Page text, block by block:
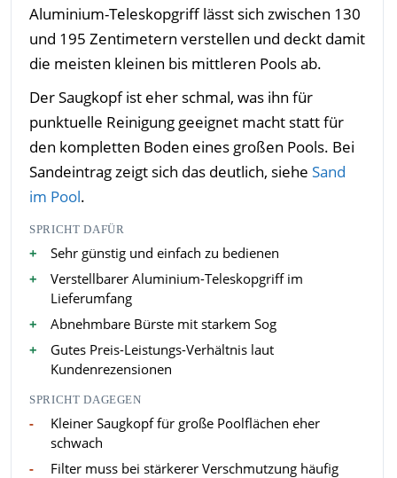
Aluminium-Teleskopgriff lässt sich zwischen 130
und 195 Zentimetern verstellen und deckt damit
die meisten kleinen bis mittleren Pools ab.
Der Saugkopf ist eher schmal, was ihn für
punktuelle Reinigung geeignet macht statt für
den kompletten Boden eines großen Pools. Bei
Sandeintrag zeigt sich das deutlich, siehe Sand
im Pool.
SPRICHT DAFÜR
Sehr günstig und einfach zu bedienen
Verstellbarer Aluminium-Teleskopgriff im
Lieferumfang
Abnehmbare Bürste mit starkem Sog
Gutes Preis-Leistungs-Verhältnis laut
Kundenrezensionen
SPRICHT DAGEGEN
Kleiner Saugkopf für große Poolflächen eher
schwach
Filter muss bei stärkerer Verschmutzung häufig